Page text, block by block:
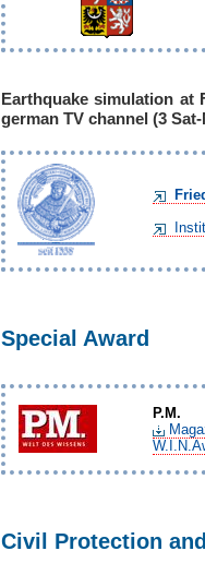
Earthquake simulation
german TV channel (3
Special Award
P.M.
Civil Protection